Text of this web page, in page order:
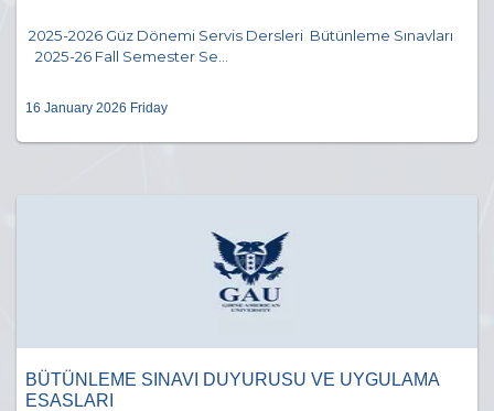
2025-2026 Güz Dönemi Servis Dersleri Bütünleme Sınavları
2025-26 Fall Semester Se...
16 January 2026 Friday
BÜTÜNLEME SINAVI DUYURUSU VE UYGULAMA
ESASLARI